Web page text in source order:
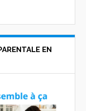
EN